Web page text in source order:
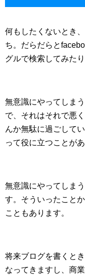
何もしたくないとき
ち。だらだらと
グルで検索してみたり
無意識にやってしま
で、それはそれで悪
んか無駄に過ごして
って役に立つことがあ
無意識にやってしま
す。そういったこと
こともあります。
将来ブログを書くと
なってきますし、商